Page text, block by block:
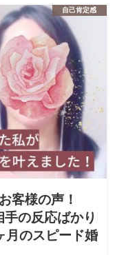
自己肯定感
客様の声！
手の反応ばかり
月のスピード婚